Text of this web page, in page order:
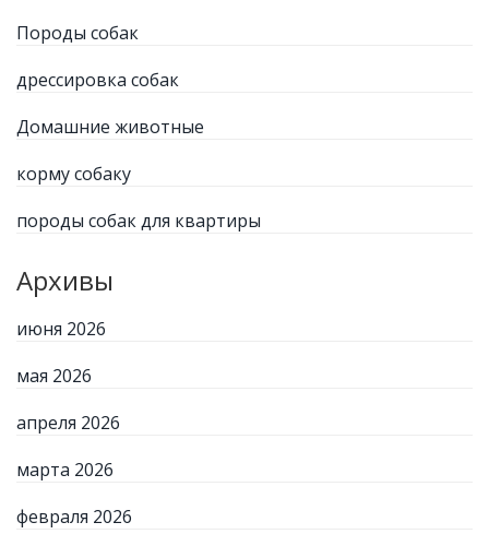
Породы собак
дрессировка собак
Домашние животные
корму собаку
породы собак для квартиры
Архивы
июня 2026
мая 2026
апреля 2026
марта 2026
февраля 2026